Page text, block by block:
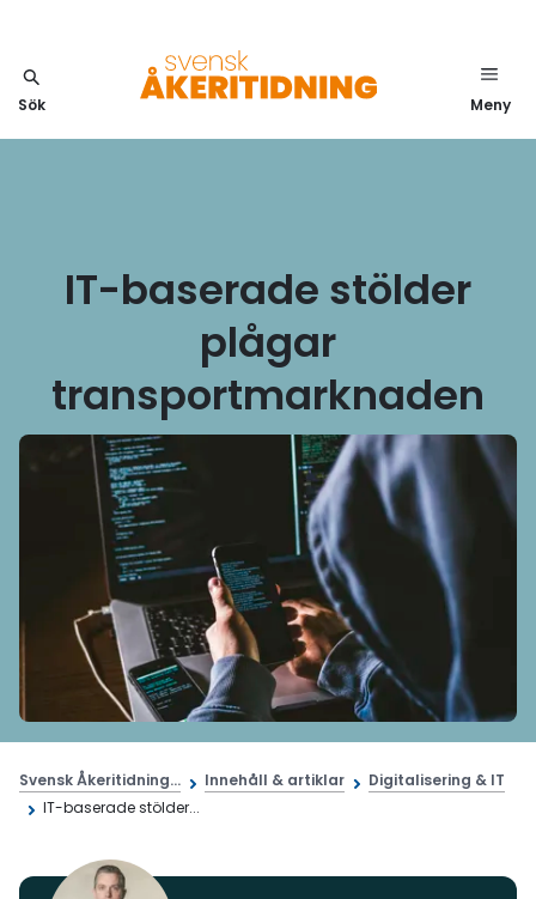
Sök Meny
IT-baserade stölder
plågar
transportmarknaden
Svensk Åkeritidning... Innehåll & artiklar
Digitalisering & IT
IT-baserade stölder...